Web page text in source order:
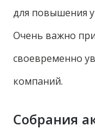
для повышения
Очень важно
своевременно
компаний.
Собрания